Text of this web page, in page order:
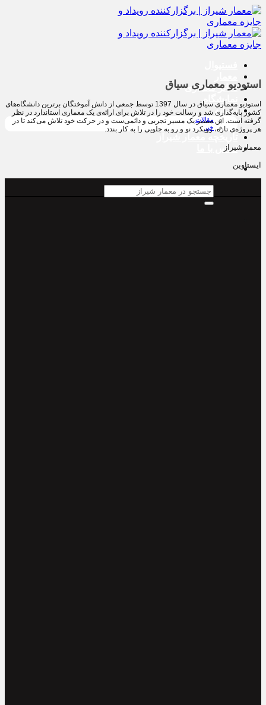
پرش
به
محتوا
دفاتر معماری
نمایشگاه
رسانه
مقالات
خبر
تماس با ما
جستجو
برای:
استودیو معماری سیاق
استودیو معماری سیاق در سال 1397 توسط جمعی از دانش آموختگان برترین دانشگاه‌های
کشور پایه‌گذاری شد و رسالت خود را در تلاش برای ارائه‌ی یک معماری استاندارد در نظر
گرفته است. این مسیر یک مسیر تجربی و دائمی‌ست و در حرکت خود تلاش می‌کند تا در
هر پروژه‌ی تازه، رویکرد نو و رو به جلویی را به کار بندد.
معمارشیراز
ایستاوین